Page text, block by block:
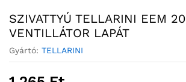
SZIVATTYÚ TELLARINI EEM 20
VENTILLÁTOR LAPÁT
Gyártó: TELLARINI